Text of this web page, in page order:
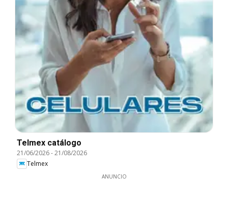
Telmex catálogo
21/06/2026-21/08/2026
Telmex
ANUNCIO